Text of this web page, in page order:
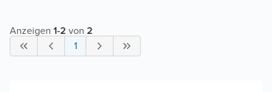
Anzeigen 1-2 von 2
1